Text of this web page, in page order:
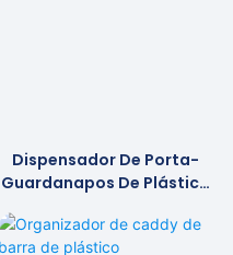
Dispensador De Porta-
Guardanapos De Plástico